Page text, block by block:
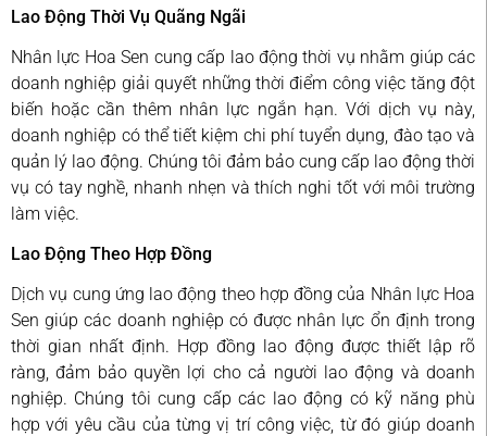
Lao Động Thời Vụ Quãng Ngãi
Nhân lực Hoa Sen cung cấp lao động thời vụ nhằm giúp các
doanh nghiệp giải quyết những thời điểm công việc tăng đột
biến hoặc cần thêm nhân lực ngắn hạn. Với dịch vụ này,
doanh nghiệp có thể tiết kiệm chi phí tuyển dụng, đào tạo và
quản lý lao động. Chúng tôi đảm bảo cung cấp lao động thời
vụ có tay nghề, nhanh nhẹn và thích nghi tốt với môi trường
làm việc.
Lao Động Theo Hợp Đồng
Dịch vụ cung ứng lao động theo hợp đồng của Nhân lực Hoa
Sen giúp các doanh nghiệp có được nhân lực ổn định trong
thời gian nhất định. Hợp đồng lao động được thiết lập rõ
ràng, đảm bảo quyền lợi cho cả người lao động và doanh
nghiệp. Chúng tôi cung cấp các lao động có kỹ năng phù
hợp với yêu cầu của từng vị trí công việc, từ đó giúp doanh